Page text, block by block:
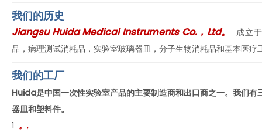
我们的历史
Jiangsu Huida Medical Instruments Co.，Ltd。
成立
品，病理测试消耗品，实验室玻璃器皿，分子生物消耗品和基本医
我们的工厂
Huida是中国一次性实验室产品的主要制造商和出口商之一。我们
器皿和塑料件。
1 。 ,